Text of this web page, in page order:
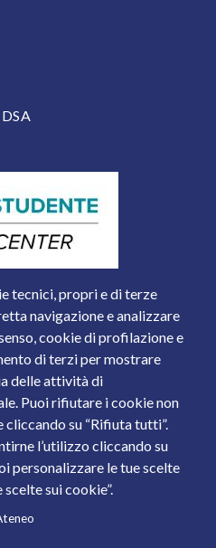
tecnici, propri e di terze
navigazione e analizzare
cookie di profilazione e
di terzi per mostrare
delle attività di
Puoi rifiutare i cookie non
su “Rifiuta tutti”.
l’utilizzo cliccando su
personalizzare le tue scelte
sui cookie”.
Brescia
ammcentr@cert.unibs.it
Fiscale: 98007650173
Studi di Brescia